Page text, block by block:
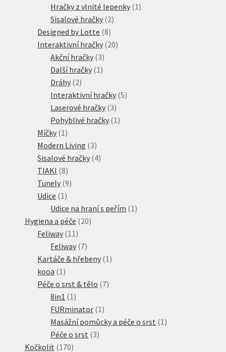
produkty
Hračky z vlnité lepenky 11
Sisalové hračky 22
Designed by Lotte 88
produktů
Interaktivní hračky 2020
Akční hračky 33
produkty
Další hračky 11
Dráhy 22
produkty
Interaktivní hračky 55
Laserové hračky 33
produkty
Pohyblivé hračky 11
Míčky 11
produkt
Modern Living 33
produkty
Sisalové hračky 44
TIAKI 88
produktů
Tunely 99
Udice 11
produkt
Udice na hraní s peřím 11
Hygiena a péče 2020
Feliway 1111
produktů
Feliway 77
produktů
Kartáče & hřebeny 11
kooa 11
produkt
Péče o srst & tělo 77
8in1 11
produkt
FURminator 11
produkt
Masážní pomůcky a péče o srst 11
Péče o srst 33
Kočkolit 170170